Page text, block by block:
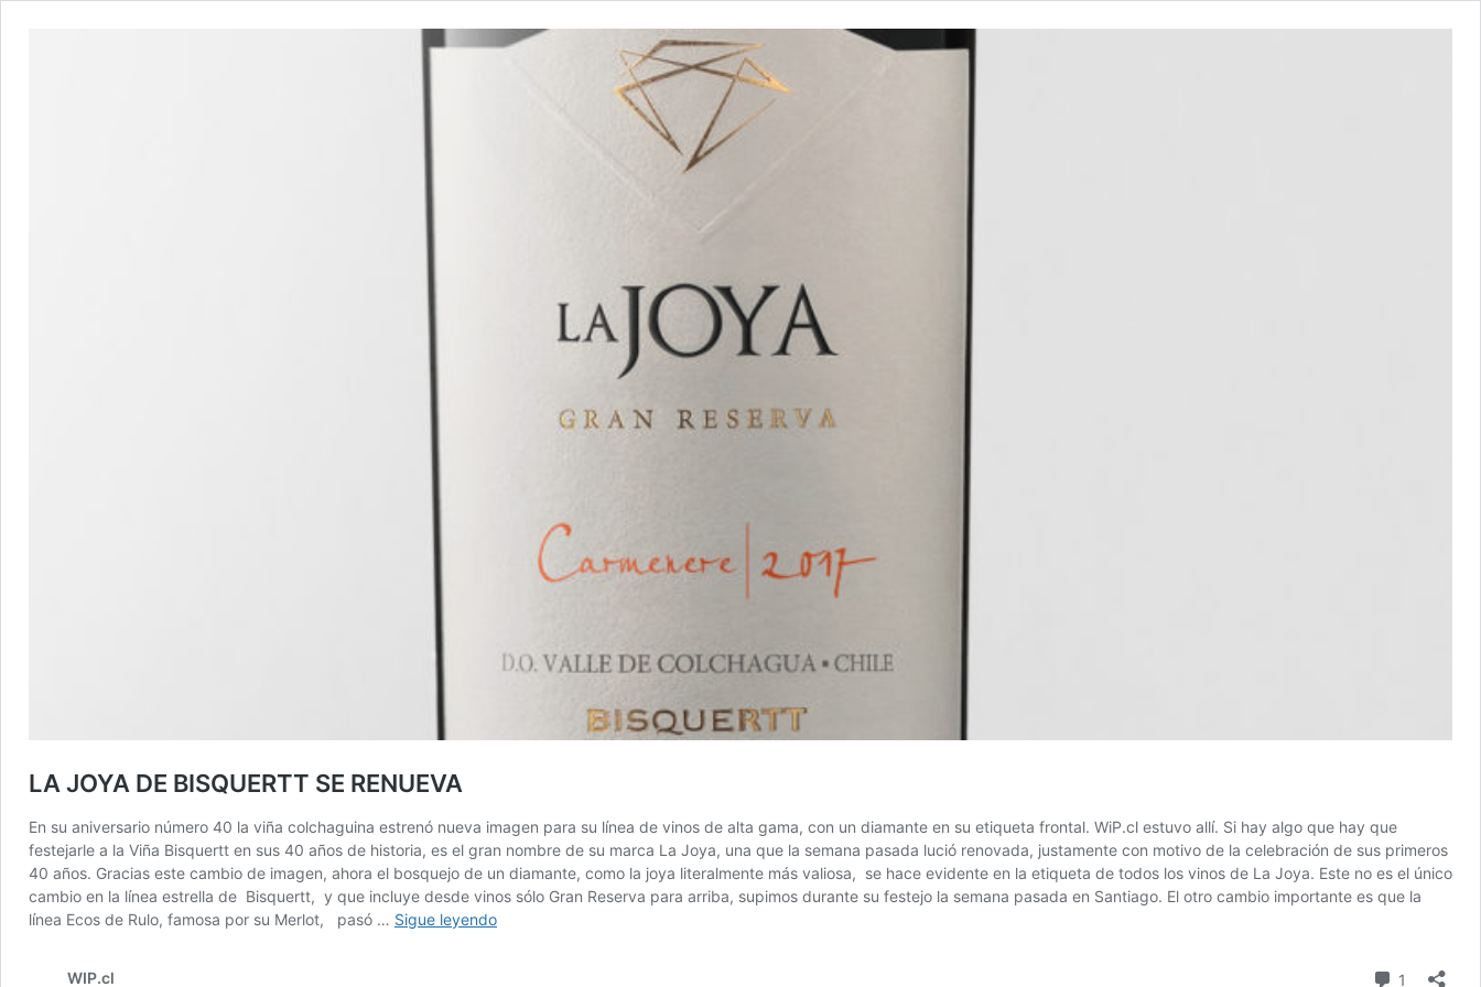
LA JOYA DE BISQUERTT SE RENUEVA
En su aniversario número 40 la viña colchaguina estrenó nueva imagen para su línea de vinos de alta gama, con un diamante en su etiqueta frontal. WiP.cl estuvo allí. Si hay algo que hay que
festejarle a la Viña Bisquertt en sus 40 años de historia, es el gran nombre de su marca La Joya, una que la semana pasada lució renovada, justamente con motivo de la celebración de sus primeros
40 años. Gracias este cambio de imagen, ahora el bosquejo de un diamante, como la joya literalmente más valiosa, se hace evidente en la etiqueta de todos los vinos de La Joya. Este no es el único
cambio en la línea estrella de Bisquertt, y que incluye desde vinos sólo Gran Reserva para arriba, supimos durante su festejo la semana pasada en Santiago. El otro cambio importante es que la
línea Ecos de Rulo, famosa por su Merlot, pasó … Sigue leyendoLA
WIP.cl 1